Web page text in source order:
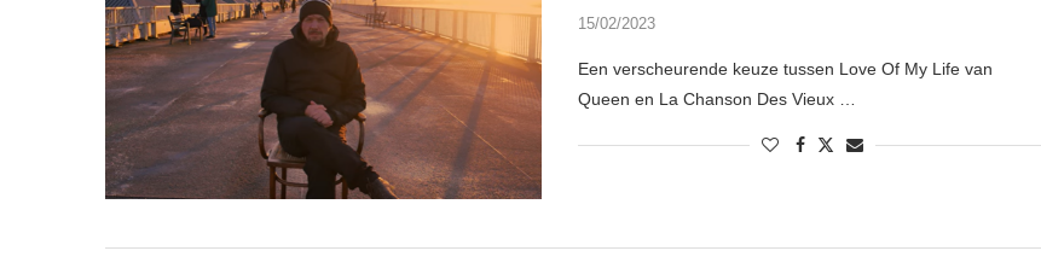
15/02/2023
Een verscheurende keuze tussen Love Of My Life van
Queen en La Chanson Des Vieux …